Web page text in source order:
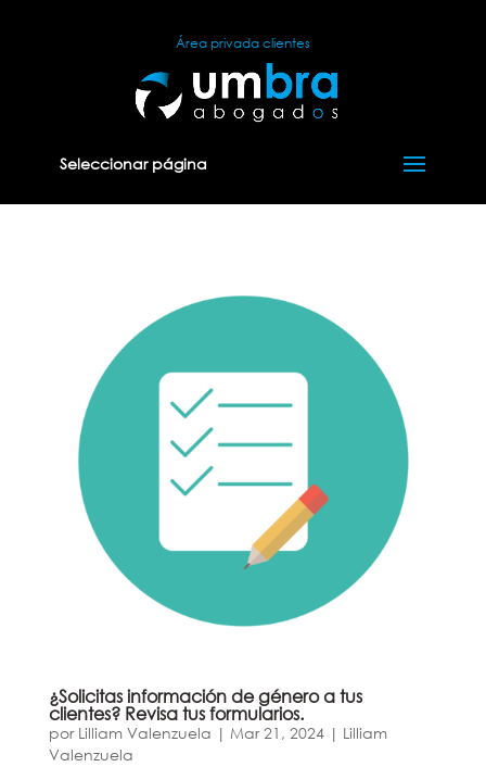
Área privada clientes
Seleccionar página
¿Solicitas información de género a tus
clientes? Revisa tus formularios.
por Lilliam Valenzuela | Mar 21, 2024| Lilliam
Valenzuela